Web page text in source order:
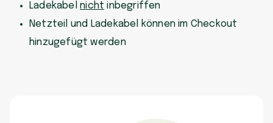
Ladekabelnicht inbegriffen
Netzteil und Ladekabel können im Checkout
hinzugefügt werden